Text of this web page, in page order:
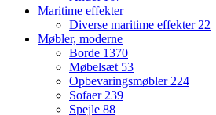
Maritime effekter
Diverse maritime effekter 22
Møbler, moderne
Borde 1370
Møbelsæt 53
Opbevaringsmøbler 224
Sofaer 239
Spejle 88